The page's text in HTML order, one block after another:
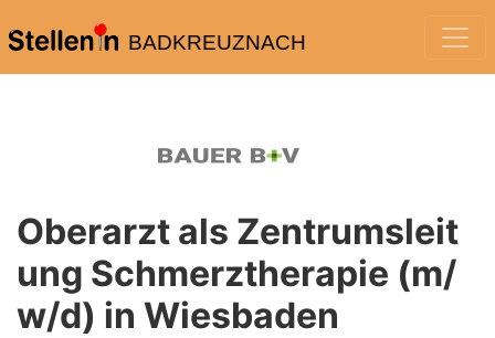
BADKREUZNACH
Oberarzt als Zentrumsleit
ung Schmerztherapie (m/
w/d) in Wiesbaden